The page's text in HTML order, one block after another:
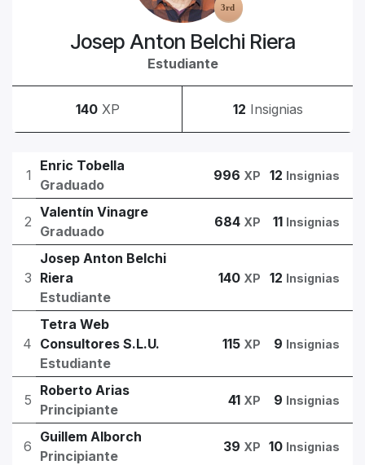
Josep Anton Belchi Riera
Estudiante
140 XP 12 Insignias
1
Enric Tobella
Graduado
996 XP 12 Insignias
2
Valentín Vinagre
Graduado
684 XP 11 Insignias
3
Josep Anton Belchi
Riera
Estudiante
140 XP 12 Insignias
4
Tetra Web
Consultores S.L.U.
Estudiante
115 XP 9 Insignias
5
Roberto Arias
Principiante
41 XP 9 Insignias
6
Guillem Alborch
Principiante
39 XP 10 Insignias